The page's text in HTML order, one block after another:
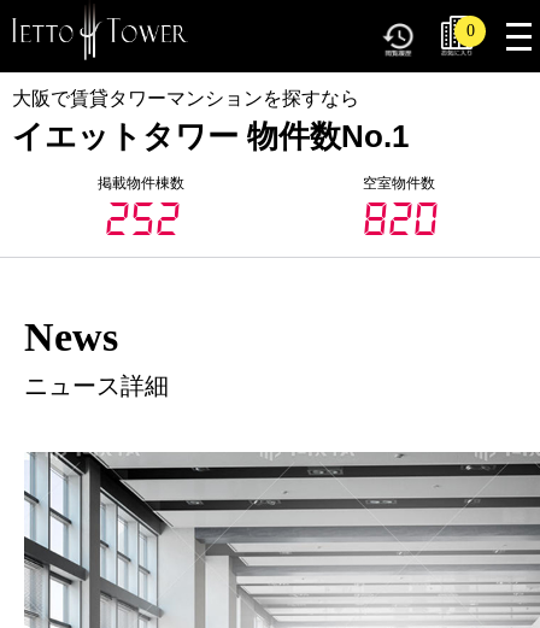
0
大阪で賃貸タワーマンションを探すなら
イエットタワー 物件数No.1
掲載物件棟数
252
空室物件数
820
News
ニュース詳細